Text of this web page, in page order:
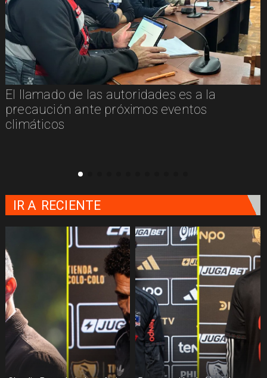
La cueca brava llega a Villarrica de la mano
de PICKÚA
IR A RECIENTE